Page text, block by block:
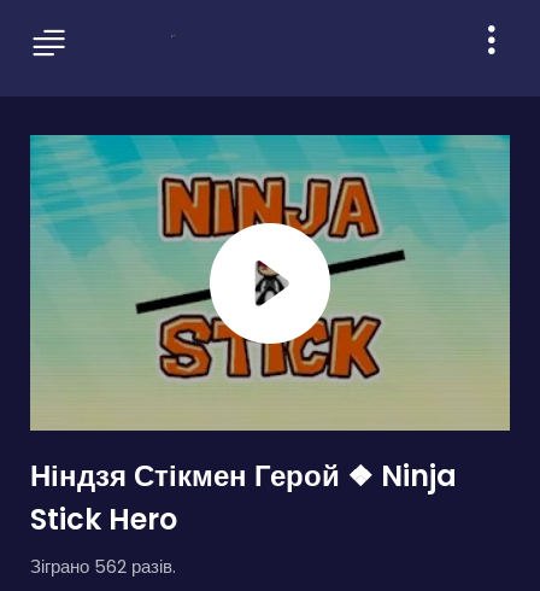
Ніндзя Стікмен Герой ❖ Ninja
Stick Hero
Зіграно 562 разів.